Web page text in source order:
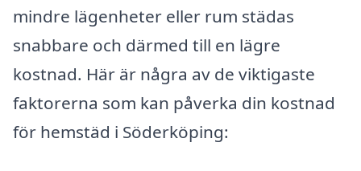
mindre lägenheter eller rum städas
snabbare och därmed till en lägre
kostnad. Här är några av de viktigaste
faktorerna som kan påverka din kostnad
för hemstäd i Söderköping: